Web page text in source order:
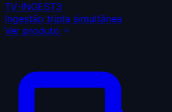
TV-INGEST3
Ingestão tripla simultânea
Ver produto